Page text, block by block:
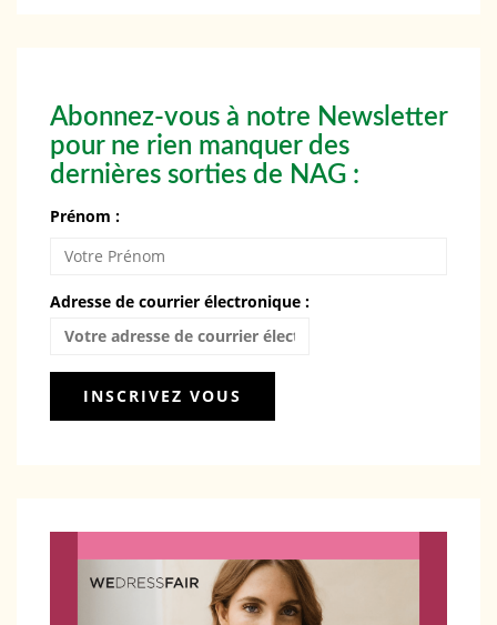
Abonnez-vous à notre Newsletter
pour ne rien manquer des
dernières sorties de NAG :
Prénom :
Adresse de courrier électronique :